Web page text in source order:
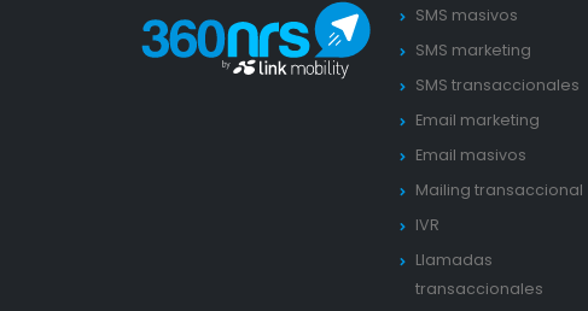
SMS masivos
SMS marketing
SMS transaccionales
Email marketing
Email masivos
Mailing transaccional
IVR
Llamadas
transaccionales